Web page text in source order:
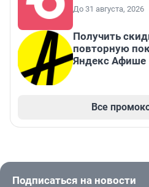
До 31 августа, 2026
Получить
повторную
Яндекс Афише
Все
Подписаться на новости